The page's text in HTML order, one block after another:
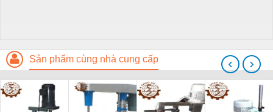
Sản phẩm cùng nhà cung cấp ‹ ›